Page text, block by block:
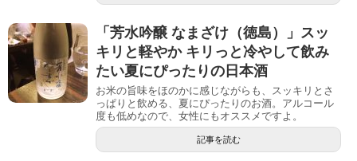
「芳水吟醸 なまざけ（徳島）」スッ
キリと軽やか キリっと冷やして飲み
たい夏にぴったりの日本酒
お米の旨味をほのかに感じながらも、スッキリとさ
っぱりと飲める、夏にぴったりのお酒。アルコール
度も低めなので、女性にもオススメですよ。
記事を読む